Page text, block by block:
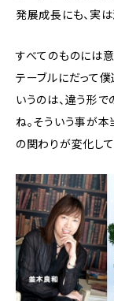
発展成長にも、実
すべてのものには
テーブルにだって
いうのは、違う形
ね。そういう事が
の関わりが変化して